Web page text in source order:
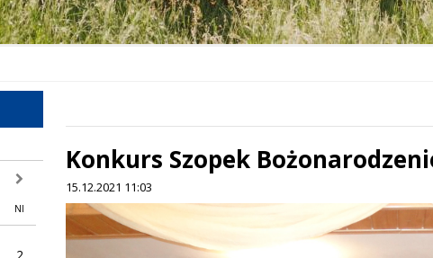
następny miesiąc
NI
Konkurs Szopek
15.12.2021 11:03